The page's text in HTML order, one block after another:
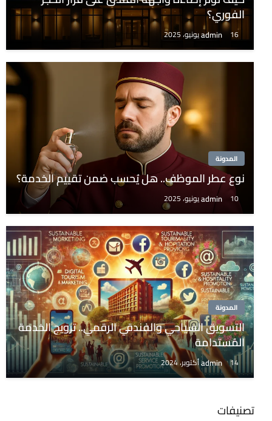
الفوري؟
admin 16 يونيو، 2025
المدونة
نوع عطر الموظف.. هل يُحسب ضمن تقييم الخدمة؟
admin 10 يونيو، 2025
المدونة
التسويق السياحي والفندقي الرقمي.. ترويج الخدمة
المُستدامة
admin 14 أكتوبر، 2024
تصنيفات